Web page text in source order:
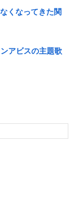
くなってきた関
アビスの主題歌